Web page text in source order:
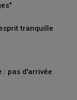
tranquille
: pas d'arrivée